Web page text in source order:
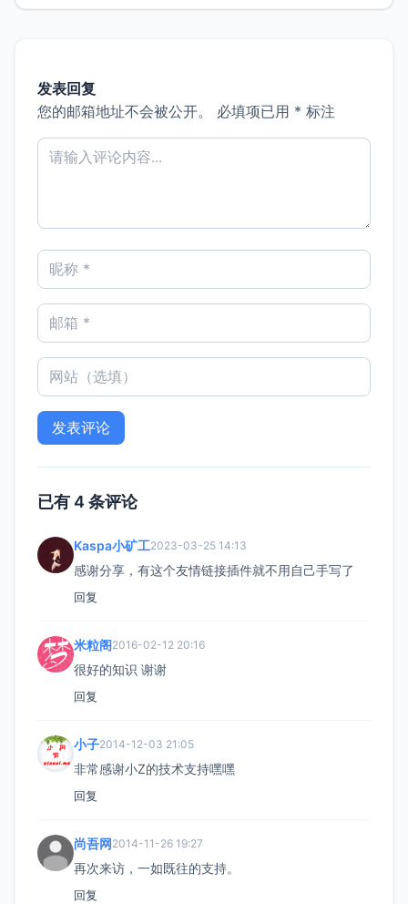
发表回复
您的邮箱地址不会被公开。
必填项已用 * 标注
已有 4 条评论
Kaspa小矿工2023-03-25 14:13
感谢分享，有这个友情链接插件就不用自己手写了
回复
米粒阁2016-02-12 20:16
很好的知识 谢谢
回复
小子2014-12-03 21:05
非常感谢小Z的技术支持嘿嘿
回复
尚吾网2014-11-26 19:27
再次来访，一如既往的支持。
回复